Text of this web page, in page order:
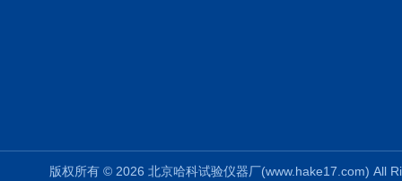
版权所有 © 2026 北京哈科试验仪器厂(www.hake17.com)